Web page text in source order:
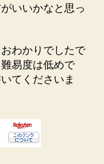
いいかなと思っ
わかりでしたで
易度は低めで
てくださいま